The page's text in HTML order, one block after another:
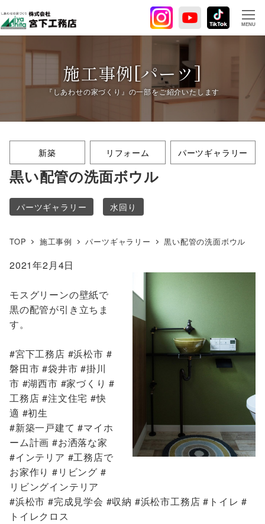
イ
ン
へ
MENU
施工事例[パーツ]
新築 リフォーム パーツギャラリー
黒い配管の洗面ボウル
パーツギャラリー 水回り
TOP 施工事例 パーツギャラリー 黒い配管の洗面ボウル
2021年2月4日
モスグリーンの壁紙で
黒の配管が引き立ちま
す。
#宮下工務店 #浜松市 #
磐田市 #袋井市 #掛川
市 #湖西市 #家づくり #
工務店 #注文住宅 #快
適 #初生
#新築一戸建て #マイホ
ーム計画 #お洒落な家
#インテリア #工務店で
お家作り #リビング #
リビングインテリア
#浜松市 #完成見学会 #収納 #浜松市工務店 #トイレ #
トイレクロス